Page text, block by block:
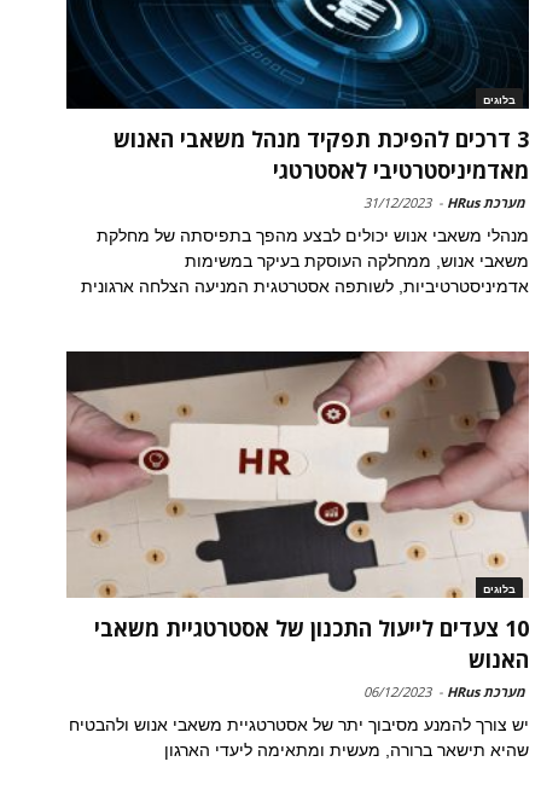
בלוגים
3 דרכים להפיכת תפקיד מנהל משאבי האנוש
מאדמיניסטרטיבי לאסטרטגי
מערכת HRus -
31/12/2023
מנהלי משאבי אנוש יכולים לבצע מהפך בתפיסתה של מחלקת
משאבי אנוש, ממחלקה העוסקת בעיקר במשימות
אדמיניסטרטיביות, לשותפה אסטרטגית המניעה הצלחה ארגונית
בלוגים
10 צעדים לייעול התכנון של אסטרטגיית משאבי
האנוש
מערכת HRus -
06/12/2023
יש צורך להמנע מסיבוך יתר של אסטרטגיית משאבי אנוש ולהבטיח
שהיא תישאר ברורה, מעשית ומתאימה ליעדי הארגון